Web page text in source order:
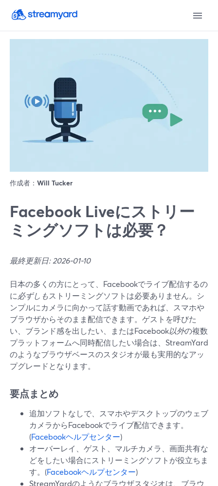
作成者： Will Tucker
Facebook Liveにストリー
ミングソフトは必要？
最終更新日: 2026-01-10
日本の多くの方にとって、Facebookでライブ配信するの
に必ずしもストリーミングソフトは必要ありません。シ
ンプルにカメラに向かって話す動画であれば、スマホや
ブラウザからそのまま配信できます。ゲストを呼びた
い、ブランド感を出したい、またはFacebook以外の複数
プラットフォームへ同時配信したい場合は、StreamYard
のようなブラウザベースのスタジオが最も実用的なアッ
プグレードとなります。
要点まとめ
追加ソフトなしで、スマホやデスクトップのウェブ
カメラからFacebookでライブ配信できます。
(Facebookヘルプセンター)
オーバーレイ、ゲスト、マルチカメラ、画面共有な
どをしたい場合にストリーミングソフトが役立ちま
す。(Facebookヘルプセンター)
StreamYardのようなブラウザスタジオは、ブラウ